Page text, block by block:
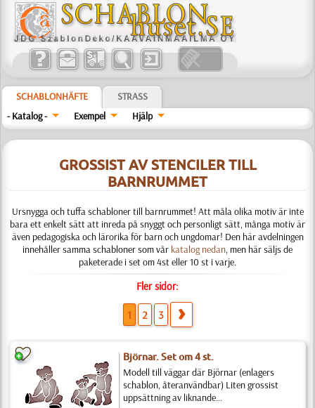
SCHABLONHÄFTE
STRASS
- Katalog -
Exempel Hjälp
GROSSIST AV STENCILER TILL
BARNRUMMET
Ursnygga och tuffa schabloner till barnrummet! Att måla olika motiv är inte
bara ett enkelt sätt att inreda på snyggt och personligt sätt, många motiv är
även pedagogiska och lärorika för barn och ungdomar! Den här avdelningen
innehåller samma schabloner som vår katalog nedan, men här säljs de
paketerade i set om 4st eller 10 st i varje.
Fler sidor:
1 2 3
Björnar. Set om 4 st.
Modell till väggar där Björnar (enlagers
schablon, återanvändbar) Liten grossist
uppsättning av liknande...